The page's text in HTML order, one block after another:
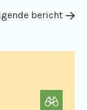
bericht